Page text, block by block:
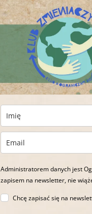
Administratorem danych jest
zapisem na newsletter, nie
Chcę zapisać się na